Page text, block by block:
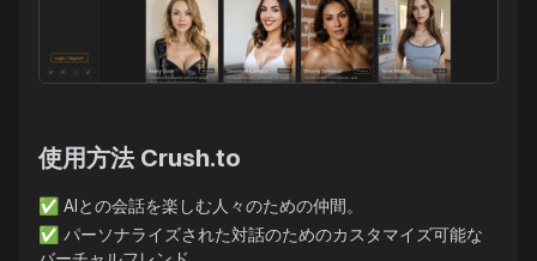
エイトになる方法や、明確な利用規約およびプライバシーポ
リシーに関する情報も提供しています。
使用方法 Crush.to
✅ AIとの会話を楽しむ人々のための仲間。
✅ パーソナライズされた対話のためのカスタマイズ可能な